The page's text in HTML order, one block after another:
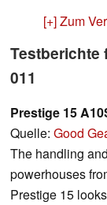
[+] Zum
Testberichte
011
Prestige 15
Quelle: Good
The handling
powerhouses
Prestige 15